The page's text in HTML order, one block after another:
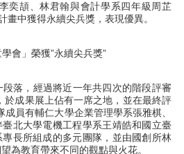
奕頡、林君翰與會計學系四年級周芷
中獲得永續尖兵獎，表現優異。
會」榮獲”永續尖兵獎”
落，經過將近一年共四次的階段評審
成果展上佔有一席之地，並在最終評
員有輔仁大學企業管理學系張雅棋、
北大學電機工程學系王靖皓和國立臺
長所組成的多元團隊，並由國創所林
為教育帶來不同的觀點與火花。